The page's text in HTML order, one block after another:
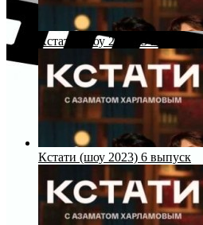
Кстати (шоу 2023) 5 выпуск
Кстати (шоу 2023) 6 выпуск